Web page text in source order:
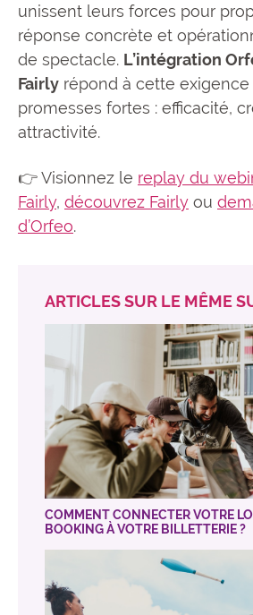
unissent leurs forces pour
réponse concrète et
de spectacle. L’intégration
Fairly répond à cette exigence
promesses fortes : efficacité,
attractivité.
👉 Visionnez le replay du
Fairly, découvrez Fairly ou
d’Orfeo.
ARTICLES SUR LE MÊME
COMMENT CONNECTER VOTRE
BOOKING À VOTRE BILLETTERIE ?